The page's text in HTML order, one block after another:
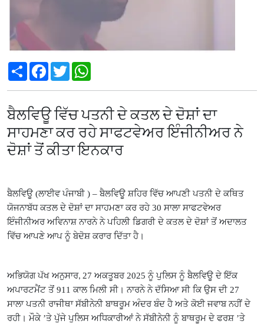
Share Facebook
Twitter
ਬੈਲਵਿਊ ਵਿੱਚ ਪਤਨੀ ਦੇ ਕਤਲ ਦੇ ਦੋਸ਼ਾਂ ਦਾ
ਸਾਹਮਣਾ ਕਰ ਰਹੇ ਸਾਫਟਵੇਅਰ ਇੰਜੀਨੀਅਰ ਨੇ
ਦੋਸ਼ਾਂ ਤੋਂ ਕੀਤਾ ਇਨਕਾਰ
ਬੈਲਵਿਊ (ਲਾਈਵ ਪੰਜਾਬੀ ) – ਬੈਲਵਿਊ ਸ਼ਹਿਰ ਵਿੱਚ ਆਪਣੀ ਪਤਨੀ ਦੇ ਕਥਿਤ
ਯੋਜਨਾਬੱਧ ਕਤਲ ਦੇ ਦੋਸ਼ਾਂ ਦਾ ਸਾਹਮਣਾ ਕਰ ਰਹੇ 30 ਸਾਲਾ ਸਾਫਟਵੇਅਰ
ਇੰਜੀਨੀਅਰ ਅਵਿਨਾਸ਼ ਨਾਰਨੇ ਨੇ ਪਹਿਲੀ ਡਿਗਰੀ ਦੇ ਕਤਲ ਦੇ ਦੋਸ਼ਾਂ ਤੋਂ ਅਦਾਲਤ
ਵਿੱਚ ਆਪਣੇ ਆਪ ਨੂੰ ਬੇਦੋਸ਼ ਕਰਾਰ ਦਿੱਤਾ ਹੈ।
ਅਭਿਯੋਗ ਪੱਖ ਅਨੁਸਾਰ, 27 ਅਕਤੂਬਰ 2025 ਨੂੰ ਪੁਲਿਸ ਨੂੰ ਬੈਲਵਿਊ ਦੇ ਇੱਕ
ਅਪਾਰਟਮੈਂਟ ਤੋਂ 911 ਕਾਲ ਮਿਲੀ ਸੀ। ਨਾਰਨੇ ਨੇ ਦੱਸਿਆ ਸੀ ਕਿ ਉਸ ਦੀ 27
ਸਾਲਾ ਪਤਨੀ ਰਾਜੀਥਾ ਸੱਬੀਨੇਨੀ ਬਾਥਰੂਮ ਅੰਦਰ ਬੰਦ ਹੈ ਅਤੇ ਕੋਈ ਜਵਾਬ ਨਹੀਂ ਦੇ
ਰਹੀ। ਮੌਕੇ ’ਤੇ ਪੁੱਜੇ ਪੁਲਿਸ ਅਧਿਕਾਰੀਆਂ ਨੇ ਸੱਬੀਨੇਨੀ ਨੂੰ ਬਾਥਰੂਮ ਦੇ ਫਰਸ਼ ’ਤੇ